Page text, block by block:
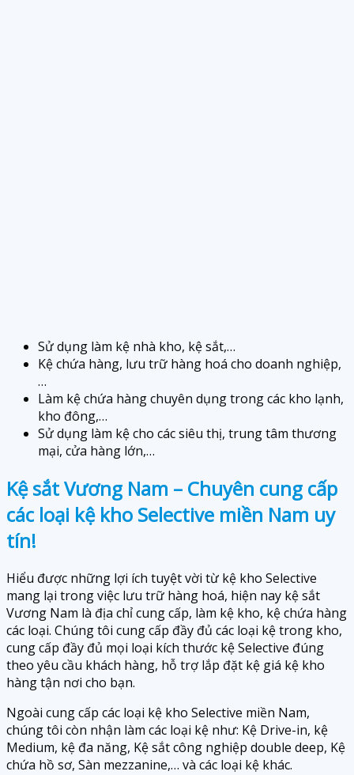
Sử dụng làm kệ nhà kho, kệ sắt,…
Kệ chứa hàng, lưu trữ hàng hoá cho doanh nghiệp,
…
Làm kệ chứa hàng chuyên dụng trong các kho lạnh,
kho đông,…
Sử dụng làm kệ cho các siêu thị, trung tâm thương
mại, cửa hàng lớn,…
Kệ sắt Vương Nam – Chuyên cung cấp
các loại kệ kho Selective miền Nam uy
tín!
Hiểu được những lợi ích tuyệt vời từ kệ kho Selective
mang lại trong việc lưu trữ hàng hoá, hiện nay kệ sắt
Vương Nam là địa chỉ cung cấp, làm kệ kho, kệ chứa hàng
các loại. Chúng tôi cung cấp đầy đủ các loại kệ trong kho,
cung cấp đầy đủ mọi loại kích thước kệ Selective đúng
theo yêu cầu khách hàng, hỗ trợ lắp đặt kệ giá kệ kho
hàng tận nơi cho bạn.
Ngoài cung cấp các loại kệ kho Selective miền Nam,
chúng tôi còn nhận làm các loại kệ như: Kệ Drive-in, kệ
Medium, kệ đa năng, Kệ sắt công nghiệp double deep, Kệ
chứa hồ sơ, Sàn mezzanine,… và các loại kệ khác.